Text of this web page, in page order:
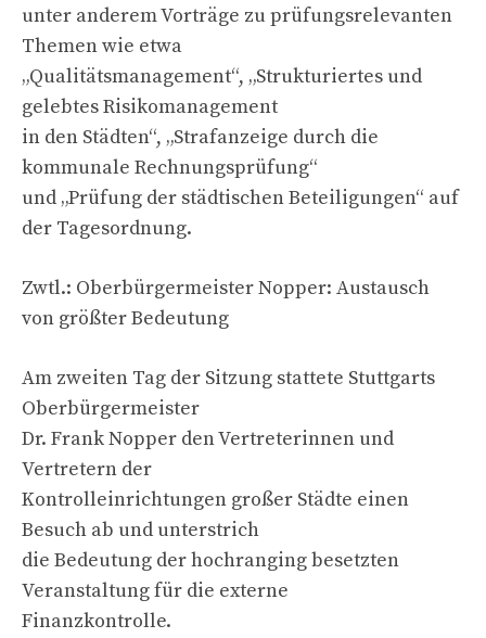
unter anderem Vorträge zu prüfungsrelevanten
Themen wie etwa
„Qualitätsmanagement“, „Strukturiertes und
gelebtes Risikomanagement
in den Städten“, „Strafanzeige durch die
kommunale Rechnungsprüfung“
und „Prüfung der städtischen Beteiligungen“ auf
der Tagesordnung.
Zwtl.: Oberbürgermeister Nopper: Austausch
von größter Bedeutung
Am zweiten Tag der Sitzung stattete Stuttgarts
Oberbürgermeister
Dr. Frank Nopper den Vertreterinnen und
Vertretern der
Kontrolleinrichtungen großer Städte einen
Besuch ab und unterstrich
die Bedeutung der hochranging besetzten
Veranstaltung für die externe
Finanzkontrolle.